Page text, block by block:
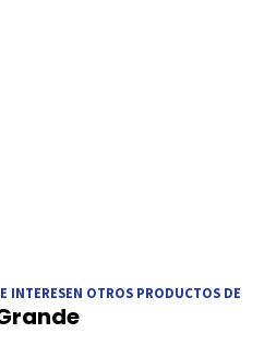
INTERESEN OTROS PRODUCTOS DE